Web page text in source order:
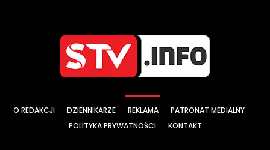
O REDAKCJI DZIENNIKARZE REKLAMA
PATRONAT MEDIALNY
POLITYKA PRYWATNOŚCI
KONTAKT